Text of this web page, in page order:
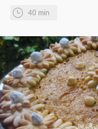
40 min